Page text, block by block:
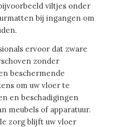
viltjes onder
bij ingangen om
ervoor dat zware
zonder
beschermende
om uw vloer te
en beschadigingen
meubels of apparatuur.
zorg blijft uw vloer